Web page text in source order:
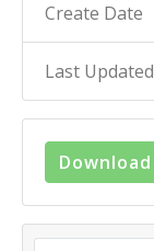
Create Date
Last Updated
Download